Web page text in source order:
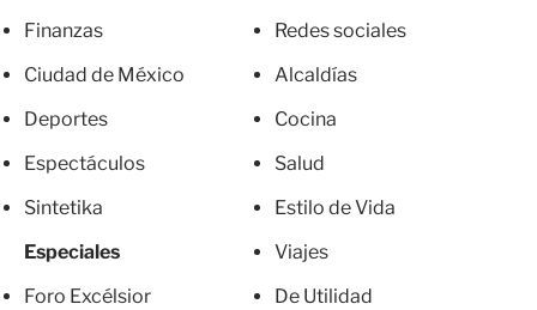
Finanzas
Ciudad de México
Deportes
Espectáculos
Sintetika
Especiales
Foro Excélsior
Redes sociales
Alcaldías
Cocina
Salud
Estilo de Vida
Viajes
De Utilidad